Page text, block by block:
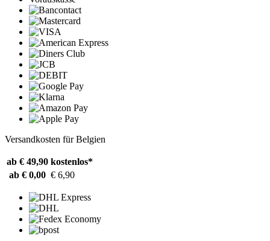
Versandkosten für Belgien
ab € 49,90 kostenlos*
ab € 0,00 € 6,90